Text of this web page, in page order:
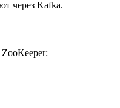
через Kafka.